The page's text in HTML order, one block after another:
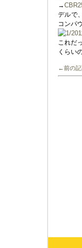
→
デルで
コンパ
これだ
くらい
←前の